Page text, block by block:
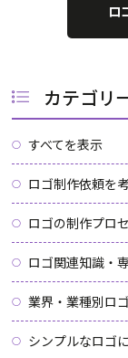
ロ
カテゴリ
すべてを表示
ロゴ制作依頼を
ロゴの制作プロ
ロゴ関連知識・
業界・業種別ロ
シンプルなロゴ